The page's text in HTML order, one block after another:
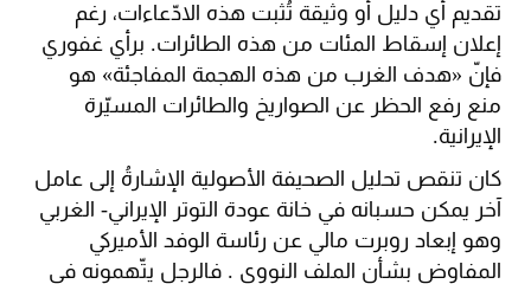
تقديم أي دليل أو وثيقة تُثبت هذه الادّعاءات، رغم
إعلان إسقاط المئات من هذه الطائرات. برأي غفوري
فإنّ «هدف الغرب من هذه الهجمة المفاجئة» هو
منع رفع الحظر عن الصواريخ والطائرات المسيّرة
الإيرانية.
كان تنقص تحليل الصحيفة الأصولية الإشارةُ إلى عامل
آخر يمكن حسبانه في خانة عودة التوتر الإيراني- الغربي
وهو إبعاد روبرت مالي عن رئاسة الوفد الأميركي
المفاوض بشأن الملف النووي . فالرجل يتّهمونه في